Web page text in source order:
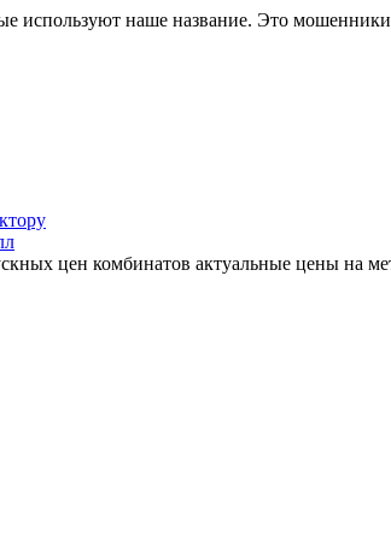
используют наше название. Это
цен комбинатов актуальные цены на